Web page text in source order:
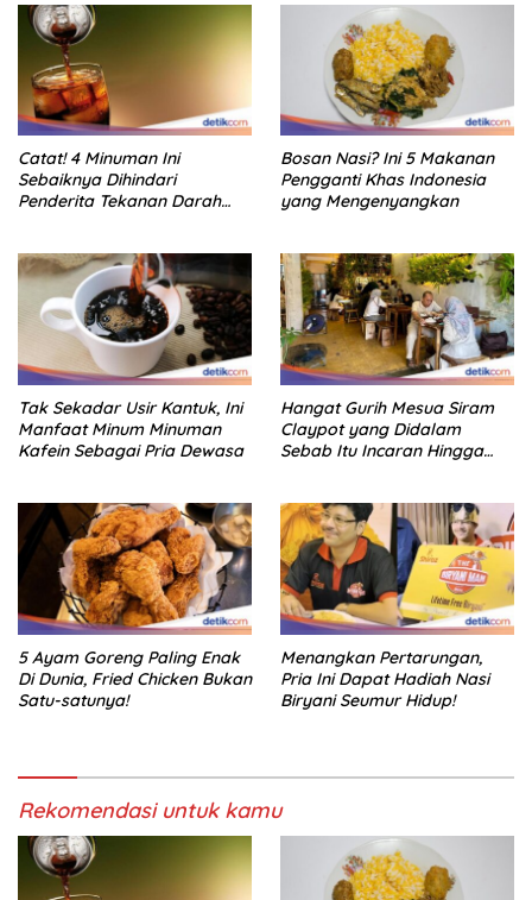
Catat! 4 Minuman Ini
Sebaiknya Dihindari
Penderita Tekanan Darah
Bosan Nasi? Ini 5 Makanan
Pengganti Khas Indonesia
yang Mengenyangkan
Tak Sekadar Usir Kantuk, Ini
Manfaat Minum Minuman
Kafein Sebagai Pria Dewasa
Hangat Gurih Mesua Siram
Claypot yang Didalam
Sebab Itu Incaran Hingga
5 Ayam Goreng Paling Enak
Di Dunia, Fried Chicken Bukan
Satu-satunya!
Menangkan Pertarungan,
Pria Ini Dapat Hadiah Nasi
Biryani Seumur Hidup!
Rekomendasi untuk kamu